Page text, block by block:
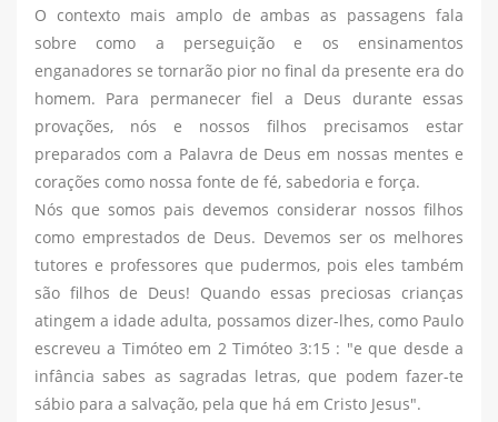
O contexto mais amplo de ambas as passagens fala
sobre como a perseguição e os ensinamentos
enganadores se tornarão pior no final da presente era do
homem. Para permanecer fiel a Deus durante essas
provações, nós e nossos filhos precisamos estar
preparados com a Palavra de Deus em nossas mentes e
corações como nossa fonte de fé, sabedoria e força.
Nós que somos pais devemos considerar nossos filhos
como emprestados de Deus. Devemos ser os melhores
tutores e professores que pudermos, pois eles também
são filhos de Deus! Quando essas preciosas crianças
atingem a idade adulta, possamos dizer-lhes, como Paulo
escreveu a Timóteo em 2 Timóteo 3:15 : "e que desde a
infância sabes as sagradas letras, que podem fazer-te
sábio para a salvação, pela que há em Cristo Jesus".